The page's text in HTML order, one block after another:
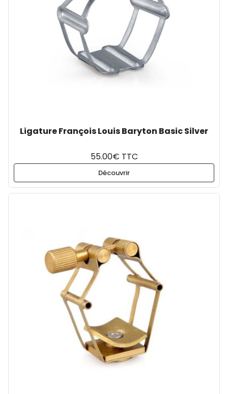
Ligature François Louis Baryton Basic Silver
55.00€ TTC
Découvrir